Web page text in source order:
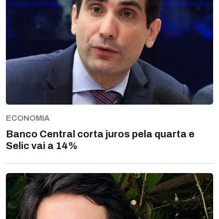
ECONOMIA
Banco Central corta juros pela quarta e
Selic vai a 14%